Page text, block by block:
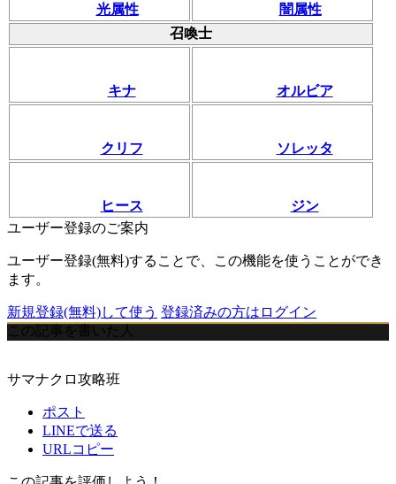
光属性
闇属性
召喚士
キナ オルビア
クリフ ソレッタ
ヒース
ジン
ユーザー登録のご案内
ユーザー登録(無料)することで、この機能を使うことができ
ます。
新規登録(無料)して使う 登録済みの方はログイン
この記事を書いた人
サマナクロ攻略班
ポスト
LINEで送る
URLコピー